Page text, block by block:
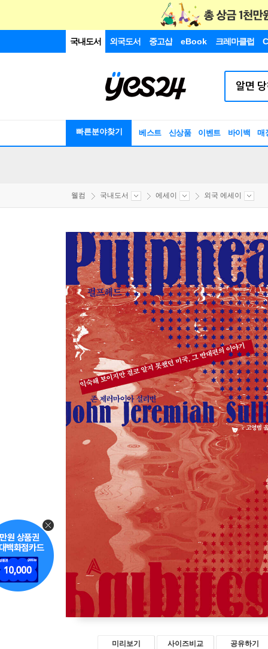
국내도서 외국도서 중고샵 eBook 크레마클럽
빠른분야찾기 베스트 신상품 이벤트 바이백 매
웰컴 국내도서 에세이 외국 에세이
미리보기 사이즈비교 공유하기